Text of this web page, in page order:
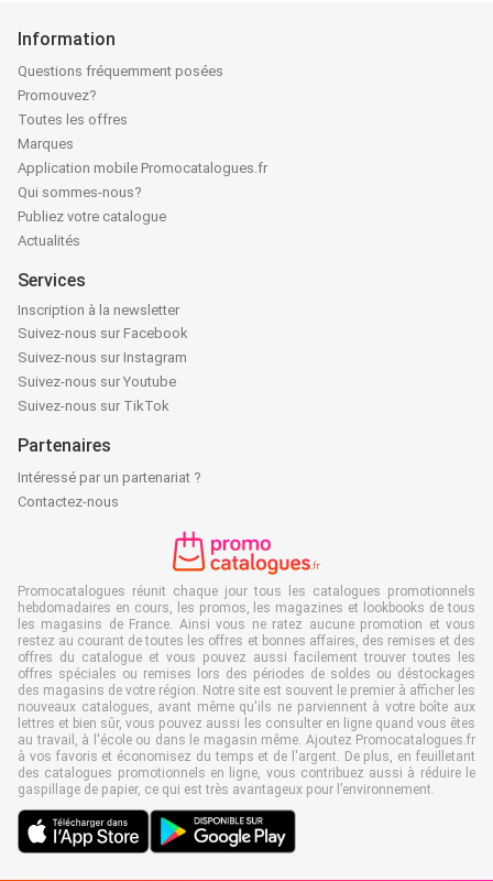
Information
Questions fréquemment posées
Promouvez?
Toutes les offres
Marques
Application mobile Promocatalogues.fr
Qui sommes-nous?
Publiez votre catalogue
Actualités
Services
Inscription à la newsletter
Suivez-nous sur Facebook
Suivez-nous sur Instagram
Suivez-nous sur Youtube
Suivez-nous sur TikTok
Partenaires
Intéressé par un partenariat ?
Contactez-nous
Promocatalogues réunit chaque jour tous les catalogues promotionnels
hebdomadaires en cours, les promos, les magazines et lookbooks de tous
les magasins de France. Ainsi vous ne ratez aucune promotion et vous
restez au courant de toutes les offres et bonnes affaires, des remises et des
offres du catalogue et vous pouvez aussi facilement trouver toutes les
offres spéciales ou remises lors des périodes de soldes ou déstockages
des magasins de votre région. Notre site est souvent le premier à afficher les
nouveaux catalogues, avant même qu'ils ne parviennent à votre boîte aux
lettres et bien sûr, vous pouvez aussi les consulter en ligne quand vous êtes
au travail, à l'école ou dans le magasin même. Ajoutez Promocatalogues.fr
à vos favoris et économisez du temps et de l'argent. De plus, en feuilletant
des catalogues promotionnels en ligne, vous contribuez aussi à réduire le
gaspillage de papier, ce qui est très avantageux pour l’environnement.